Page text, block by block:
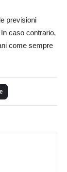
previsioni
caso contrario,
come sempre